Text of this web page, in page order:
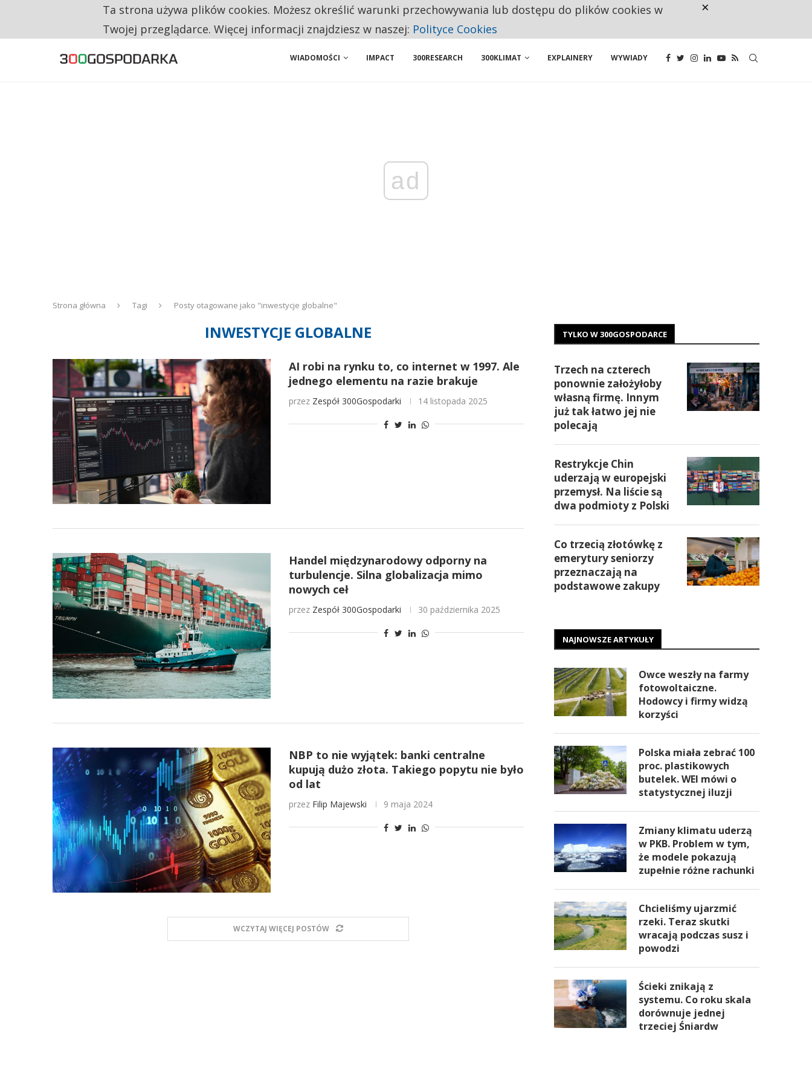
RESTRYKCJE CHIN UDERZAJĄ W EUROPEJSKI PRZEMYSŁ. NA LIŚCIE SĄ DWA PODMIOTY Z POLSKI
WIADOMOŚCI IMPACT 300RESEARCH 300KLIMAT EXPLAINERY WYWIADY
ad
Strona główna Tagi Posty otagowane jako "inwestycje globalne"
INWESTYCJE GLOBALNE
AI robi na rynku to, co internet w 1997. Ale
jednego elementu na razie brakuje
przez Zespół 300Gospodarki 14 listopada 2025
Handel międzynarodowy odporny na
turbulencje. Silna globalizacja mimo
nowych ceł
przez Zespół 300Gospodarki 30 października 2025
NBP to nie wyjątek: banki centralne
kupują dużo złota. Takiego popytu nie było
od lat
przez Filip Majewski 9 maja 2024
WCZYTAJ WIĘCEJ POSTÓW
TYLKO W 300GOSPODARCE
Trzech na czterech
ponownie założyłoby
własną firmę. Innym
już tak łatwo jej nie
polecają
Restrykcje Chin
uderzają w europejski
przemysł. Na liście są
dwa podmioty z Polski
Co trzecią złotówkę z
emerytury seniorzy
przeznaczają na
podstawowe zakupy
NAJNOWSZE ARTYKUŁY
Owce weszły na farmy
fotowoltaiczne.
Hodowcy i firmy widzą
korzyści
Polska miała zebrać 100
proc. plastikowych
butelek. WEI mówi o
statystycznej iluzji
Zmiany klimatu uderzą
w PKB. Problem w tym,
że modele pokazują
zupełnie różne rachunki
Chcieliśmy ujarzmić
rzeki. Teraz skutki
wracają podczas susz i
powodzi
Ścieki znikają z
systemu. Co roku skala
dorównuje jednej
trzeciej Śniardw
Ta strona używa plików cookies. Możesz określić warunki przechowywania lub dostępu do plików cookies w
Twojej przeglądarce. Więcej informacji znajdziesz w naszej: Polityce Cookies
×